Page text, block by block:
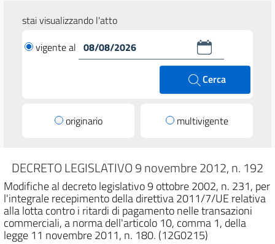
stai visualizzando l'atto
vigente al
Cerca
originario multivigente
DECRETO LEGISLATIVO 9 novembre 2012, n. 192
Modifiche al decreto legislativo 9 ottobre 2002, n. 231, per
l'integrale recepimento della direttiva 2011/7/UE relativa
alla lotta contro i ritardi di pagamento nelle transazioni
commerciali, a norma dell'articolo 10, comma 1, della
legge 11 novembre 2011, n. 180. (12G0215)